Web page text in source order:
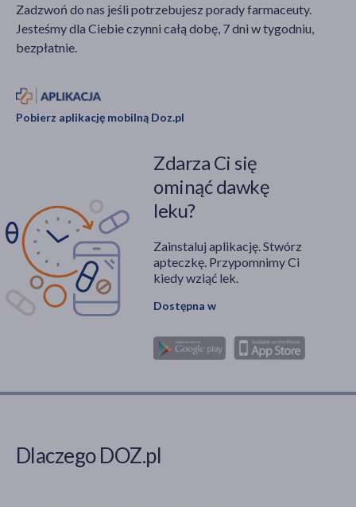
Zadzwoń do nas jeśli potrzebujesz porady farmaceuty.
Jesteśmy dla Ciebie czynni całą dobę, 7 dni w tygodniu,
bezpłatnie.
Pobierz aplikację mobilną Doz.pl
Zdarza Ci się
ominąć dawkę
leku?
Zainstaluj aplikację. Stwórz
apteczkę. Przypomnimy Ci
kiedy wziąć lek.
Dostępna w
Dlaczego DOZ.pl